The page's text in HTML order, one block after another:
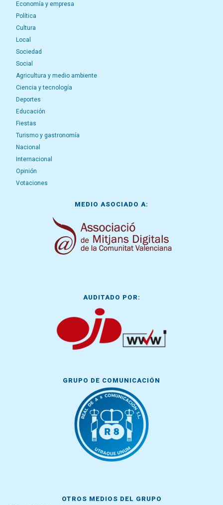
Economía y empresa
Política
Cultura
Local
Sociedad
Social
Agricultura y medio ambiente
Ciencia y tecnología
Deportes
Educación
Fiestas
Turismo y gastronomía
Nacional
Internacional
Opinión
Votaciones
MEDIO ASOCIADO A:
AUDITADO POR:
GRUPO DE COMUNICACIÓN
OTROS MEDIOS DEL GRUPO